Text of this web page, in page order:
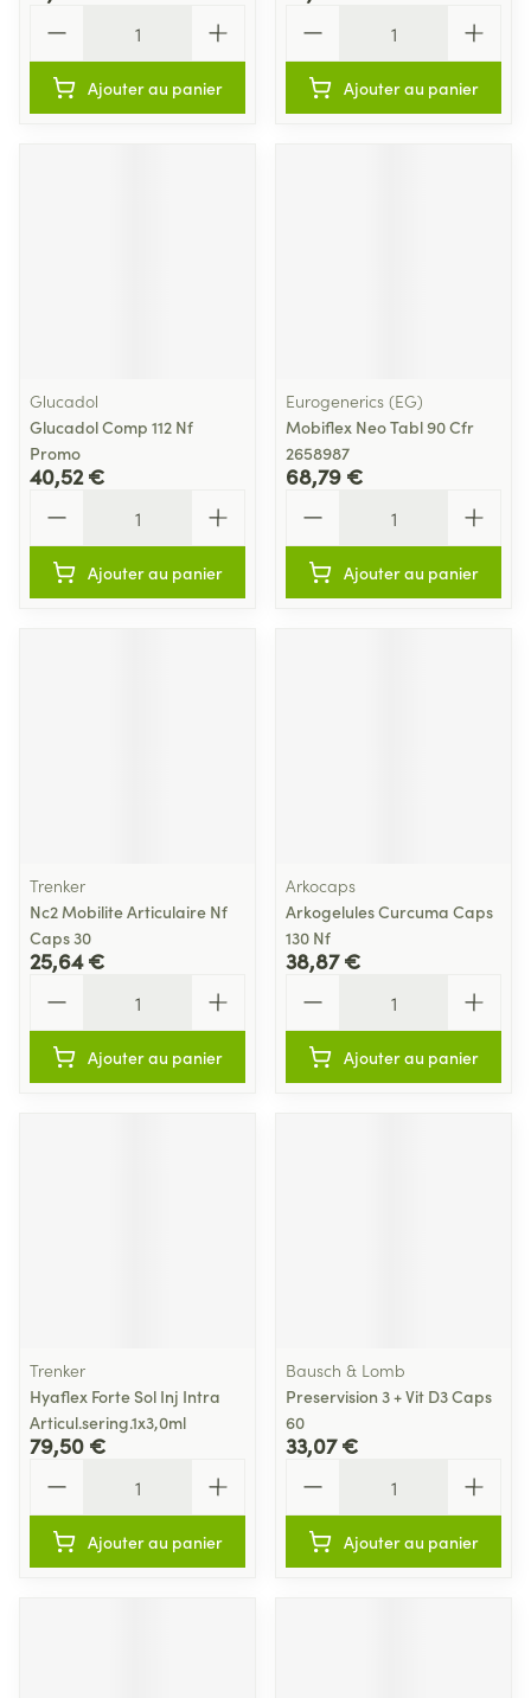
Ajouter au panier Ajouter au panier
Glucadol
Glucadol Comp 112 Nf
Promo
40,52 €
Ajouter au panier
Eurogenerics (EG)
Mobiflex Neo Tabl 90 Cfr
2658987
68,79 €
Ajouter au panier
Trenker
Nc2 Mobilite Articulaire Nf
Caps 30
25,64 €
Ajouter au panier
Arkocaps
Arkogelules Curcuma Caps
130 Nf
38,87 €
Ajouter au panier
Trenker
Hyaflex Forte Sol Inj Intra
Articul.sering.1x3,0ml
79,50 €
Ajouter au panier
Bausch & Lomb
Preservision 3 + Vit D3 Caps
60
33,07 €
Ajouter au panier